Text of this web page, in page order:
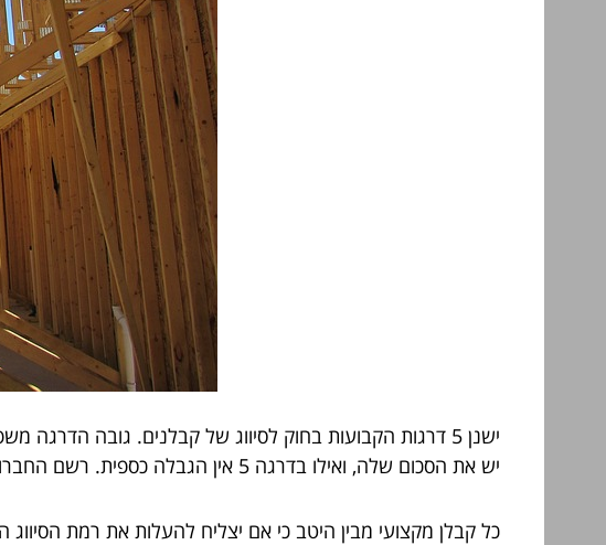
ישנן 5 דרגות הקבועות בחוק לסיווג של קבלנים. גובה
יש את הסכום שלה, ואילו בדרגה 5 אין הגבלה כספית. רשם החברות יכול להעניש קבלנים שעוברים על החוק ולא עושים עבודה בהתאם לדרגה שנקבעה להם.
כל קבלן מקצועי מבין היטב כי אם יצליח להעלות את רמת